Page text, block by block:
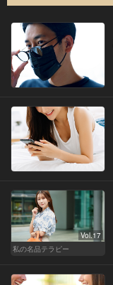
Vol.17
私の名品テラピー